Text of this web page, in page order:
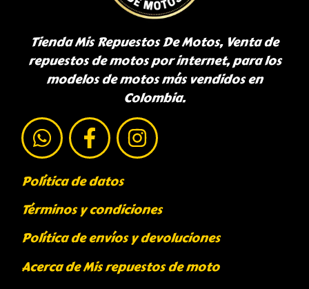
Tienda Mis Repuestos De Motos, Venta de
repuestos de motos por internet, para los
modelos de motos más vendidos en
Colombia.
Política de datos
Términos y condiciones
Política de envíos y devoluciones
Acerca de Mis repuestos de moto